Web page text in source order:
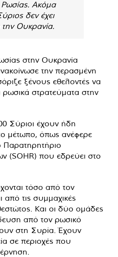
Ρωσίας. Ακόμα
δεν έχει
την Ουκρανία.
στην Ουκρανία
την περασμένη
ξένους εθελοντές να
στρατεύματα στην
Σύριοι έχουν ήδη
μέτωπο, όπως ανέφερε
Παρατηρητήριο
(SOHR) που εδρεύει στο
τόσο από τον
τις συμμαχικές
Και οι δύο ομάδες
από τον ρωσικό
στη Συρία. Έχουν
σε περιοχές που